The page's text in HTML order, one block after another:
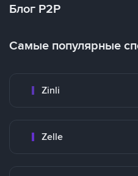
Блог P2P
Самые популярные
Zinli
Zelle